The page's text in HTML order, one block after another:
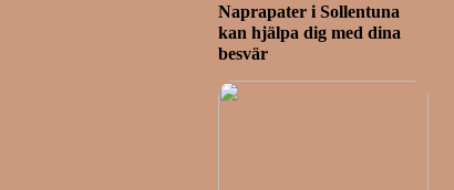
Naprapater i Sollentuna
kan hjälpa dig med dina
besvär